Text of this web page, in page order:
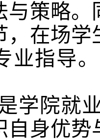
与策略
，在场
业指导
学院就
自身优